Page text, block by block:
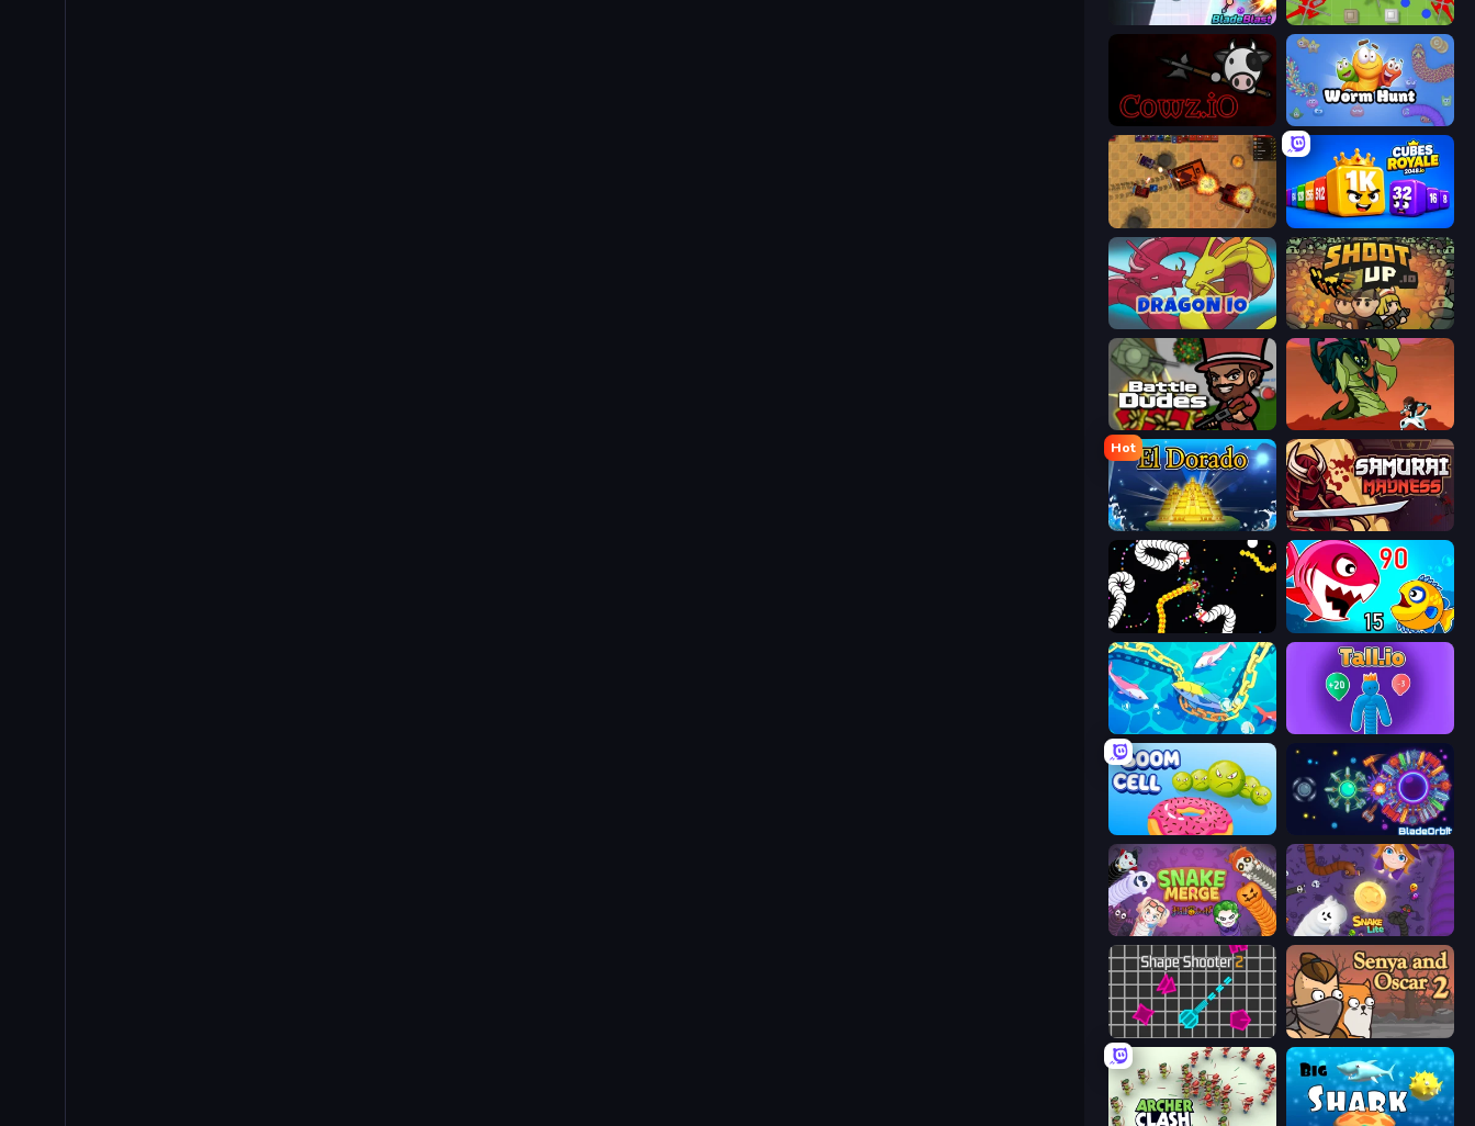
BladeBlast.io Copter.io
cowz.io Worm Hunt
Tanko.io Cubes 2048 Royale
Dragon.io Shootup.io
BattleDudes.io Monster Impact
Hot
El Dorado Lite Samurai Madness
Worms.io Fish Eat Getting Big
Deep Sea Duel Tall.io
Boom Cell BladeOrbit.io
Snake Merge: Idle & io Zone Snake Lite
Shape Shooter 2 Senya and Oscar 2